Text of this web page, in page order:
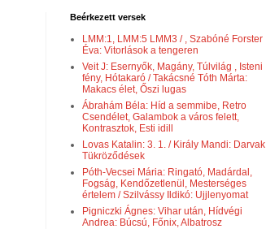
Beérkezett versek
LMM:1, LMM:5 LMM3 / , Szabóné Forster
Éva: Vitorlások a tengeren
Veit J: Esernyők, Magány, Túlvilág , Isteni
fény, Hótakaró / Takácsné Tóth Márta:
Makacs élet, Őszi lugas
Ábrahám Béla: Híd a semmibe, Retro
Csendélet, Galambok a város felett,
Kontrasztok, Esti idill
Lovas Katalin: 3. 1. / Király Mandi: Darvak,
Tükröződések
Póth-Vecsei Mária: Ringató, Madárdal,
Fogság, Kendőzetlenül, Mesterséges
értelem / Szilvássy Ildikó: Ujjlenyomat
Pigniczki Ágnes: Vihar után, Hídvégi
Andrea: Búcsú, Főnix, Albatrosz